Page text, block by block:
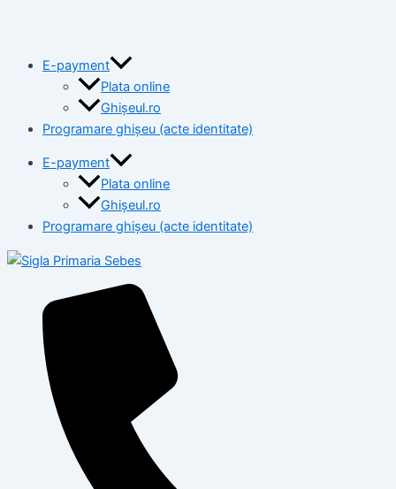
E-payment
Plata online
Ghișeul.ro
Programare ghișeu (acte identitate)
E-payment
Plata online
Ghișeul.ro
Programare ghișeu (acte identitate)